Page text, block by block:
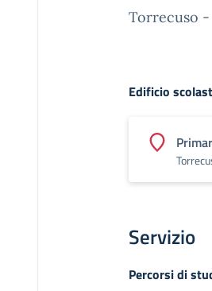
Torrecuso -
Edificio
Servizio
Percorsi di